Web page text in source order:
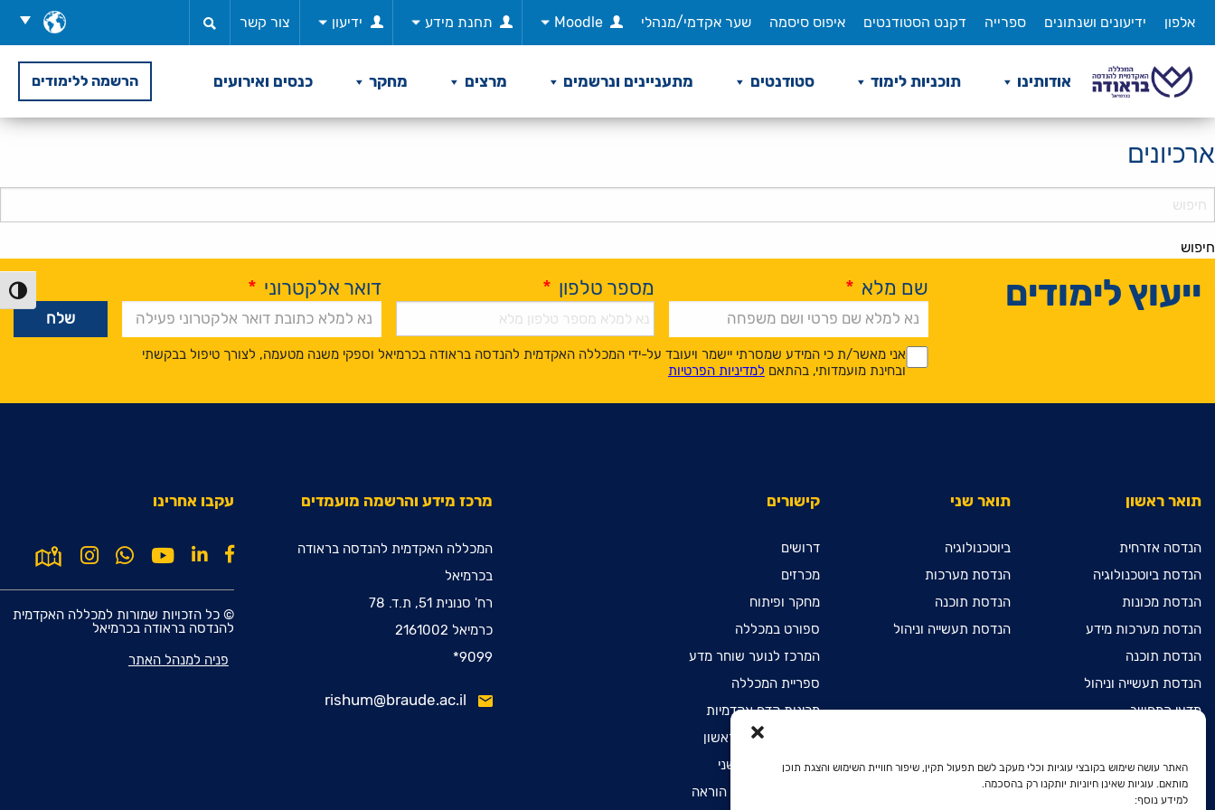
האתר עושה שימוש בקובצי עוגיות וכלי מעקב לשם תפעול תקין, שיפור חוויית השימוש והצגת תוכן
מותאם. עוגיות שאינן חיוניות יותקנו רק בהסכמה.
למידע נוסף:
לתוכן
בחר
שפה
אלפון ידיעונים ושנתונים ספרייה דקנט הסטודנטים איפוס סיסמה שער אקדמי/מנהלי Moodle תחנת מידע ידיעון צור קשר
אודותינו תוכניות לימוד סטודנטים מתעניינים ונרשמים מרצים מחקר כנסים ואירועים הרשמה ללימודים
ארכיונים
חיפוש
ייעוץ לימודים שם מלא * מספר טלפון * דואר אלקטרוני *
*
*
אני מאשר/ת כי המידע שמסרתי יישמר ויעובד על-ידי המכללה האקדמית להנדסה בראודה בכרמיאל וספקי משנה מטעמה, לצורך טיפול בבקשתי
ובחינת מועמדותי, בהתאם למדיניות הפרטיות
Alternative:
תואר ראשון
הנדסה אזרחית
הנדסת ביוטכנולוגיה
הנדסת מכונות
הנדסת מערכות מידע
הנדסת תוכנה
הנדסת תעשייה וניהול
מדעי המחשב
הנדסת חשמל ואלקטרוניקה
דו-חוגי בהנדסת חשמל
ואלקטרוניקה ובהנדסת מכונות
תואר שני
ביוטכנולוגיה
הנדסת מערכות
הנדסת תוכנה
הנדסת תעשייה וניהול
קישורים
דרושים
מכרזים
מחקר ופיתוח
ספורט במכללה
המרכז לנוער שוחר מדע
ספריית המכללה
מכינות קדם אקדמיות
הרשמה לתואר ראשון
הרשמה לתואר שני
הרשמה לתעודת הוראה
מרכז מידע והרשמה מועמדים
המכללה האקדמית להנדסה בראודה
בכרמיאל
רח' סנונית 51, ת.ד. 78
כרמיאל 2161002
9099*
rishum@braude.ac.il
עקבו אחרינו
© כל הזכויות שמורות למכללה האקדמית
להנדסה בראודה בכרמיאל
פניה למנהל האתר